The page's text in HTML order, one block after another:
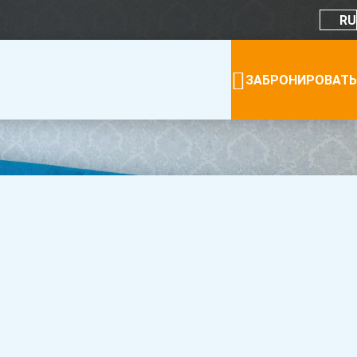
RU
ЗАБРОНИРОВАТЬ